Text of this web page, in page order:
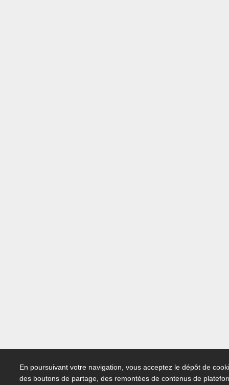
En poursuivant votre navigation, vous acceptez le dépôt de
des boutons de partage, des remontées de contenus de